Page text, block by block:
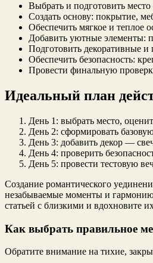
Выбрать и подготовить
Создать основу: покрытие,
Обеспечить мягкое и теплое
Добавить уютные элементы:
Подготовить декоративные
Обеспечить безопасность:
Провести финальную
Идеальный план
День 1: выбрать место,
День 2: сформировать
День 3: добавить декор —
День 4: проверить
День 5: провести тестовую
Создание романтического
незабываемые моменты и
статьей с близкими и вдохновите
Как выбрать правильное
Обратите внимание на тихие,